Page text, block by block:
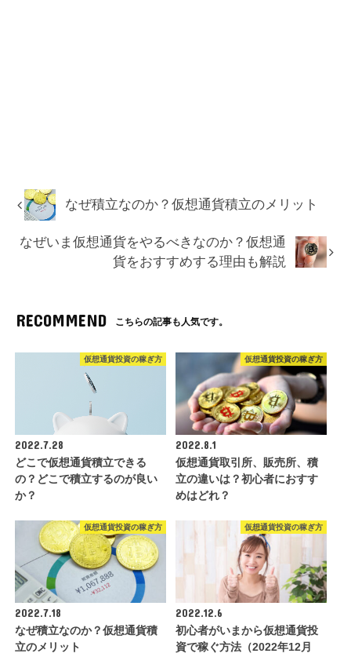
なぜ積立なのか？仮想通貨積立のメリット
なぜいま仮想通貨をやるべきなのか？仮想通
貨をおすすめする理由も解説
RECOMMEND こちらの記事も人気です。
仮想通貨投資の稼ぎ方
2022.7.28
どこで仮想通貨積立できる
の？どこで積立するのが良い
か？
仮想通貨投資の稼ぎ方
2022.8.1
仮想通貨取引所、販売所、積
立の違いは？初心者におすす
めはどれ？
仮想通貨投資の稼ぎ方
2022.7.18
なぜ積立なのか？仮想通貨積
立のメリット
仮想通貨投資の稼ぎ方
2022.12.6
初心者がいまから仮想通貨投
資で稼ぐ方法（2022年12月